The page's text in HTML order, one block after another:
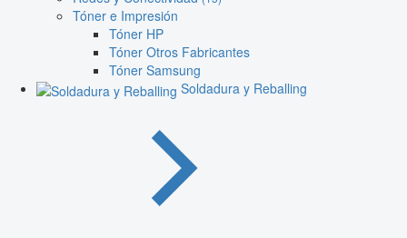
Tóner e Impresión
Tóner HP
Tóner Otros Fabricantes
Tóner Samsung
Soldadura y Reballing